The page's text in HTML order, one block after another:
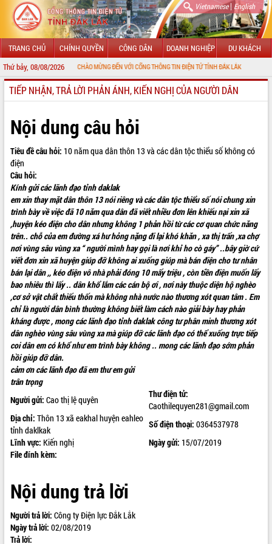
Vietnamese| English
TRANG CHỦ CHÍNH QUYỀN CÔNG DÂN DOANH NGHIỆP DU KHÁCH
Thứ bảy, 08/08/2026CHÀO MỪNG ĐẾN VỚI CỔNG THÔNG TIN ĐIỆN TỬ TỈNH ĐẮK LẮK
GIỚI THIỆU
TIN TỨC SỰ KIỆN
SỞ, BAN, NGÀNH
UBND CÁC XÃ, PHƯỜNG
THÔNG TIN CHỈ ĐẠO ĐIỀU HÀNH
HỆ THỐNG VĂN BẢN
VĂN BẢN HĐND TỈNH
ĐIỂM TIN VĂN BẢN
QUY HOẠCH - KẾ HOẠCH
TIẾP NHẬN, TRẢ LỜI PHẢN ÁNH, KIẾN NGHỊ CỦA NGƯỜI DÂN
Nội dung câu hỏi
Tiêu đề câu hỏi: 10 năm qua dân thôn 13 và các dân tộc thiểu số không có
điện
Câu hỏi:
Kính gửi các lãnh đạo tỉnh daklak
em xin thay mặt dân thôn 13 nói riêng và các dân tộc thiểu số nói chung xin
trình bày về việc đã 10 năm qua dân đã viết nhiều đơn lên khiếu nại xin xã
,huyện kéo điện cho dân nhưng không 1 phản hồi từ các cơ quan chức năng
trên.. chỗ của em đường xá hư hỏng nặng đi lại khó khăn , xa thị trấn ,xa chợ
nơi vùng sâu vùng xa “ người mình hay gọi là nơi khỉ ho cò gáy” ..bây giờ cứ
viết đơn xin xã huyện giúp đỡ không ai xuống giúp mà bán điện cho tư nhân
bán lại dân ,, kéo điện vô nhà phải đóng 10 mấy triệu , còn tiền điện muốn lấy
bao nhiêu thì lấy .. dân khổ lắm các cán bộ ơi , nơi này thuộc diện hộ nghèo
,cơ sở vật chất thiếu thốn mà không nhà nước nào thương xót quan tâm . Em
chỉ là người dân bình thường không biết làm cách nào giải bày hay phản
kháng được , mong các lãnh đạo tỉnh daklak công tư phân minh thương xót
dân nghèo vùng sâu vùng xa mà giúp đỡ các lãnh đạo có thể xuống trực tiếp
coi dân em có khổ như em trình bày không .. mong các lãnh đạo sớm phản
hồi giúp đỡ dân.
cảm ơn các lãnh đạo đã em thư em gửi
trân trọng
Người gửi: Cao thị lệ quyên
Thư điện tử:
Caothilequyen281@gmail.com
Địa chỉ: Thôn 13 xã eakhal huyện eahleo
tỉnh daklkak
Số điện thoại: 0364537978
Lĩnh vực: Kiến nghị Ngày gửi: 15/07/2019
File đính kèm:
Nội dung trả lời
Người trả lời: Công ty Điện lực Đắk Lắk
Ngày trả lời: 02/08/2019
Trả lời: